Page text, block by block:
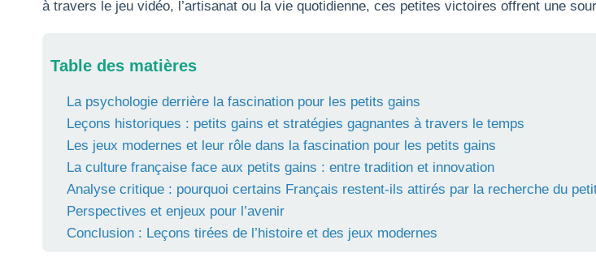
à travers le jeu vidéo, l’artisanat ou la vie quotidienne, ces petites victoires offrent une
Table des matières
La psychologie derrière la fascination pour les petits gains
Leçons historiques : petits gains et stratégies gagnantes à travers le temps
Les jeux modernes et leur rôle dans la fascination pour les petits gains
La culture française face aux petits gains : entre tradition et innovation
Analyse critique : pourquoi certains Français restent-ils attirés par la recherche du
Perspectives et enjeux pour l’avenir
Conclusion : Leçons tirées de l’histoire et des jeux modernes